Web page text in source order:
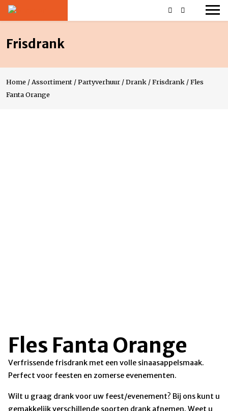
Frisdrank
Home / Assortiment /Partyverhuur /Drank /Frisdrank /Fles
Fanta Orange
Fles Fanta Orange
Verfrissende frisdrank met een volle sinaasappelsmaak.
Perfect voor feesten en zomerse evenementen.
Wilt u graag drank voor uw feest/evenement? Bij ons kunt u
gemakkelijk verschillende soorten drank afnemen. Weet u